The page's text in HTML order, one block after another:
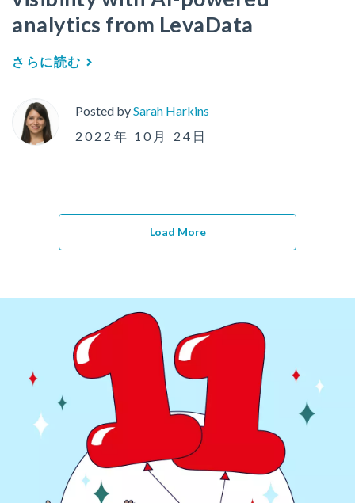
analytics from LevaData
さらに読む
Posted bySarah Harkins
2022年 10月 24日
Load More